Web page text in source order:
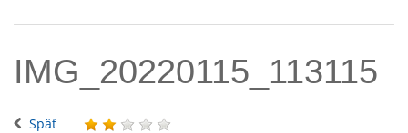
IMG_20220115_113115
Späť